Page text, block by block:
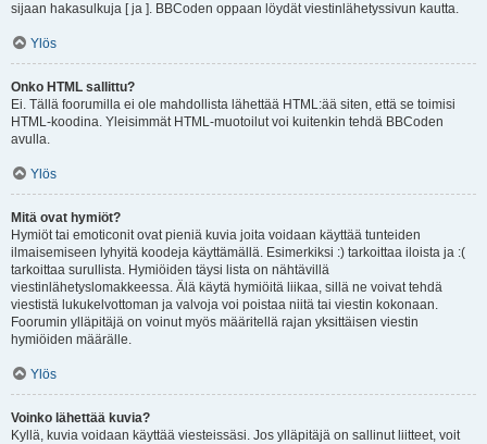
sijaan hakasulkuja [ ja ]. BBCoden oppaan löydät viestinlähetyssivun kautta.
Ylös
Onko HTML sallittu?
Ei. Tällä foorumilla ei ole mahdollista lähettää HTML:ää siten, että se toimisi
HTML-koodina. Yleisimmät HTML-muotoilut voi kuitenkin tehdä BBCoden
avulla.
Ylös
Mitä ovat hymiöt?
Hymiöt tai emoticonit ovat pieniä kuvia joita voidaan käyttää tunteiden
ilmaisemiseen lyhyitä koodeja käyttämällä. Esimerkiksi :) tarkoittaa iloista ja :(
tarkoittaa surullista. Hymiöiden täysi lista on nähtävillä
viestinlähetyslomakkeessa. Älä käytä hymiöitä liikaa, sillä ne voivat tehdä
viestistä lukukelvottoman ja valvoja voi poistaa niitä tai viestin kokonaan.
Foorumin ylläpitäjä on voinut myös määritellä rajan yksittäisen viestin
hymiöiden määrälle.
Ylös
Voinko lähettää kuvia?
Kyllä, kuvia voidaan käyttää viesteissäsi. Jos ylläpitäjä on sallinut liitteet, voit